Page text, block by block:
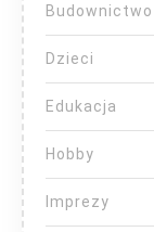
Budownictwo
Dzieci
Edukacja
Hobby
Imprezy